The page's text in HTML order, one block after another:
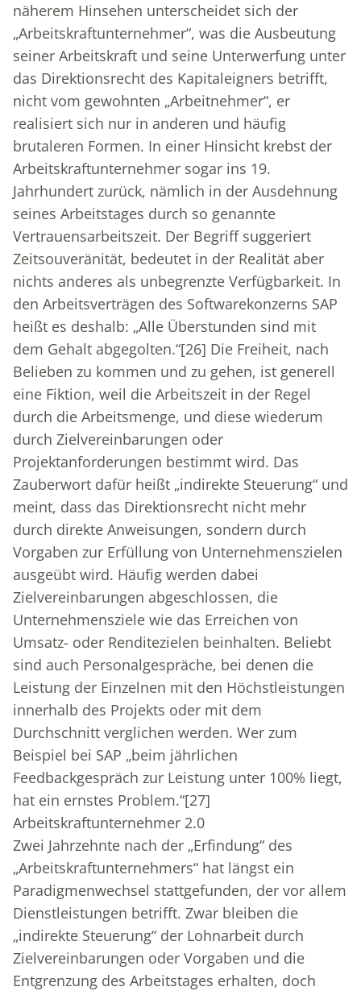
näherem Hinsehen unterscheidet sich der
„Arbeitskraftunternehmer“, was die Ausbeutung
seiner Arbeitskraft und seine Unterwerfung unter
das Direktionsrecht des Kapitaleigners betrifft,
nicht vom gewohnten „Arbeitnehmer“, er
realisiert sich nur in anderen und häufig
brutaleren Formen. In einer Hinsicht krebst der
Arbeitskraftunternehmer sogar ins 19.
Jahrhundert zurück, nämlich in der Ausdehnung
seines Arbeitstages durch so genannte
Vertrauensarbeitszeit. Der Begriff suggeriert
Zeitsouveränität, bedeutet in der Realität aber
nichts anderes als unbegrenzte Verfügbarkeit. In
den Arbeitsverträgen des Softwarekonzerns SAP
heißt es deshalb: „Alle Überstunden sind mit
dem Gehalt abgegolten.“[26] Die Freiheit, nach
Belieben zu kommen und zu gehen, ist generell
eine Fiktion, weil die Arbeitszeit in der Regel
durch die Arbeitsmenge, und diese wiederum
durch Zielvereinbarungen oder
Projektanforderungen bestimmt wird. Das
Zauberwort dafür heißt „indirekte Steuerung“ und
meint, dass das Direktionsrecht nicht mehr
durch direkte Anweisungen, sondern durch
Vorgaben zur Erfüllung von Unternehmenszielen
ausgeübt wird. Häufig werden dabei
Zielvereinbarungen abgeschlossen, die
Unternehmensziele wie das Erreichen von
Umsatz- oder Renditezielen beinhalten. Beliebt
sind auch Personalgespräche, bei denen die
Leistung der Einzelnen mit den Höchstleistungen
innerhalb des Projekts oder mit dem
Durchschnitt verglichen werden. Wer zum
Beispiel bei SAP „beim jährlichen
Feedbackgespräch zur Leistung unter 100% liegt,
hat ein ernstes Problem.“[27]
Arbeitskraftunternehmer 2.0
Zwei Jahrzehnte nach der „Erfindung“ des
„Arbeitskraftunternehmers“ hat längst ein
Paradigmenwechsel stattgefunden, der vor allem
Dienstleistungen betrifft. Zwar bleiben die
„indirekte Steuerung“ der Lohnarbeit durch
Zielvereinbarungen oder Vorgaben und die
Entgrenzung des Arbeitstages erhalten, doch